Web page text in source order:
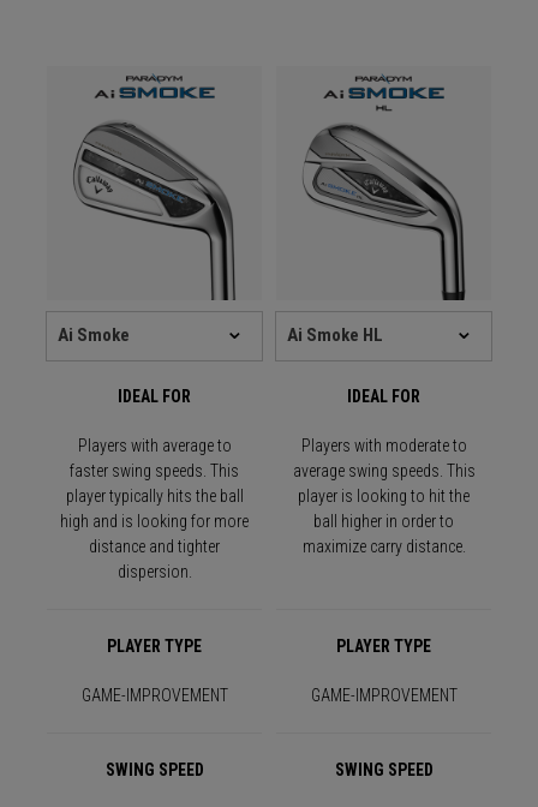
IDEAL FOR IDEAL FOR
Players with average to
faster swing speeds. This
player typically hits the ball
high and is looking for more
distance and tighter
dispersion.
Players with moderate to
average swing speeds. This
player is looking to hit the
ball higher in order to
maximize carry distance.
PLAYER TYPE PLAYER TYPE
GAME-IMPROVEMENT GAME-IMPROVEMENT
SWING SPEED SWING SPEED